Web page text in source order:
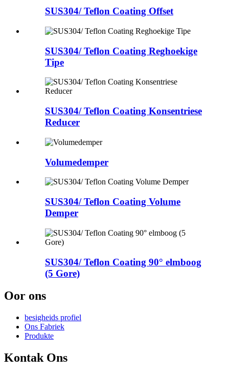
SUS304/ Teflon Coating Offset
SUS304/ Teflon Coating Reghoekige
Tipe
SUS304/ Teflon Coating Konsentriese
Reducer
Volumedemper
SUS304/ Teflon Coating Volume
Demper
SUS304/ Teflon Coating 90° elmboog
(5 Gore)
Oor ons
besigheids profiel
Ons Fabriek
Produkte
Kontak Ons